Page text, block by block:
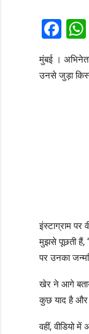
मुंबई ।
उनसे जुड़ा
इंस्टाग्राम
मुझसे पूछती हैं,
पर उनका
खेर ने आगे
कुछ याद है और
वहीं, वीडियो